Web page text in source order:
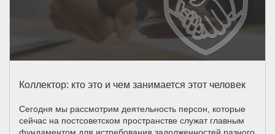
Коллектор: кто это и чем занимается этот человек
Сегодня мы рассмотрим деятельность персон, которые
сейчас на постсоветском пространстве служат главным